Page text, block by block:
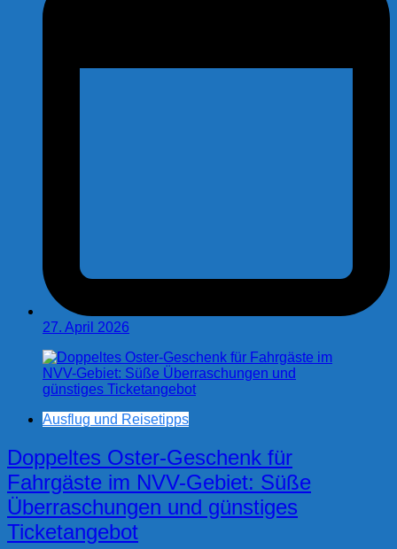
27. April 2026
Ausflug und Reisetipps
Doppeltes Oster-Geschenk für
Fahrgäste im NVV-Gebiet: Süße
Überraschungen und günstiges
Ticketangebot